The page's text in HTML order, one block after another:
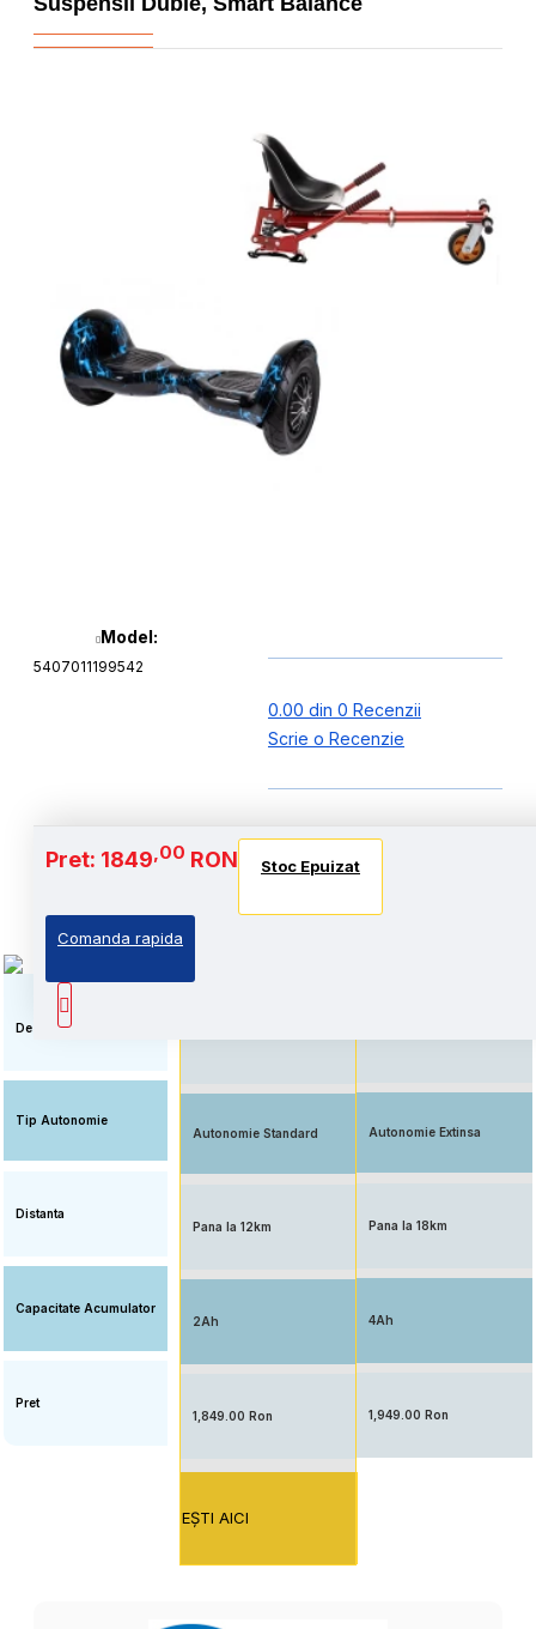
Model:
5407011199542
0.00 din 0 Recenzii
Scrie o Recenzie
Pret: 1849,00 RON Stoc Epuizat
Comanda rapida
Baterie si Autonomie
Descriere
Tip Autonomie
Distanta
Capacitate Acumulator
Pret
Stoc Epuizat
Standard: Pret accesibil,
Autonomie Standard
Pana la 12km
2Ah
1,849.00 Ron
EŞTI AICI
Stoc Epuizat
Autonomie Extinsa
Pana la 18km
4Ah
1,949.00 Ron